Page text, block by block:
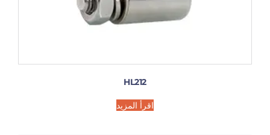
HL212
اقرأ المزيد